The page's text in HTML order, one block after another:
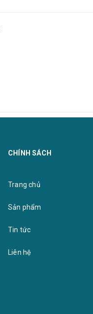
CHÍNH SÁCH
Trang chủ
Sản phẩm
Tin tức
Liên hệ